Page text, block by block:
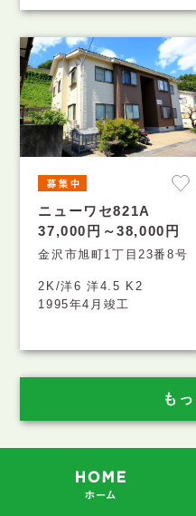
ニューワセ821A
37,000円～38,000円
金沢市旭町1丁目23番8号
2K/洋6 洋4.5 K2
1995年4月竣工